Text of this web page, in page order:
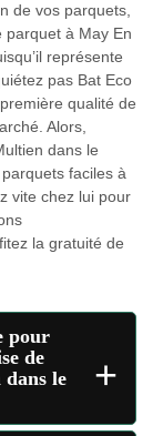
de vos parquets,
parquet à May En
représente
pas Bat Eco
qualité de
Alors,
dans le
faciles à
vite chez lui pour
la gratuité de
pour
de
le
+